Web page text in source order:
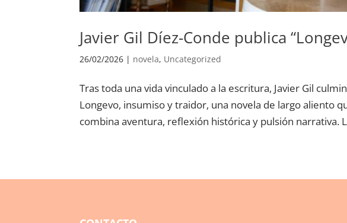
Javier Gil Díez-Conde publica
26/02/2026 | novela, Uncategorized
Tras toda una vida vinculado a la escritura, Javier Gil
Longevo, insumiso y traidor, una novela de largo aliento
combina aventura, reflexión histórica y pulsión narrativa.